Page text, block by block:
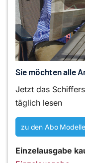
Sie möchten alle
Jetzt das
täglich lesen
zu den Abo
Einzelausgabe